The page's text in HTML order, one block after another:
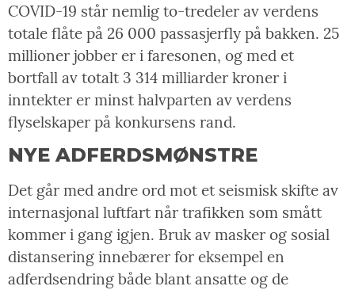
COVID-19 står nemlig to-tredeler av verdens
totale flåte på 26 000 passasjerfly på bakken. 25
millioner jobber er i faresonen, og med et
bortfall av totalt 3 314 milliarder kroner i
inntekter er minst halvparten av verdens
flyselskaper på konkursens rand.
NYE ADFERDSMØNSTRE
Det går med andre ord mot et seismisk skifte av
internasjonal luftfart når trafikken som smått
kommer i gang igjen. Bruk av masker og sosial
distansering innebærer for eksempel en
adferdsendring både blant ansatte og de